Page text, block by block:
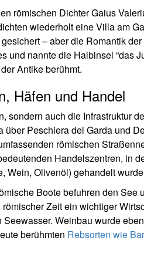
römischen Dichter Gaius
wiederholt eine Villa am
– aber die Romantik
und nannte die Halbinsel “das
Antike berühmt.
Häfen und Handel
sondern auch die Infrastruktur
Peschiera del Garda und
römischen
Handelszentren, in
Wein, Olivenöl) gehandelt
Boote befuhren den See
Zeit ein wichtiger
Weinbau wurde
berühmten Rebsorten wie